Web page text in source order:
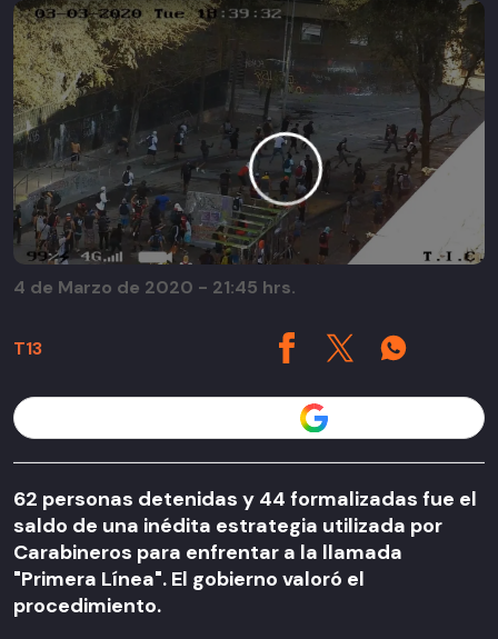
T13
4 de Marzo de 2020 - 21:45 hrs.
62 personas detenidas y 44 formalizadas fue el
saldo de una inédita estrategia utilizada por
Carabineros para enfrentar a la llamada
"Primera Línea". El gobierno valoró el
procedimiento.